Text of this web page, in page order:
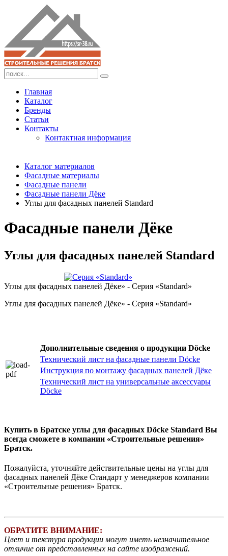
Главная
Каталог
Бренды
Статьи
Контакты
Контактная информация
Каталог материалов
Фасадные материалы
Фасадные панели
Фасадные панели Дёке
Углы для фасадных панелей Standard
Фасадные панели Дёке
Углы для фасадных панелей Standard
Углы для фасадных панелей Дёке» - Серия «Standard»
Углы для фасадных панелей Дёке» - Серия «Standard»
Дополнительные сведения о продукции Döcke
Технический лист на фасадные панели Döcke
Инструкция по монтажу фасадных панелей Дёке
Технический лист на универсальные аксессуары
Döcke
Купить в Братске углы для фасадных Döcke Standard Вы
всегда сможете в компании «Строительные решения»
Братск.
Пожалуйста, уточняйте действительные цены на углы для
фасадных панелей Дёке Стандарт у менеджеров компании
«Строительные решения» Братск.
ОБРАТИТЕ ВНИМАНИЕ:
Цвет и текстура продукции могут иметь незначительное
отличие от представленных на сайте изображений.